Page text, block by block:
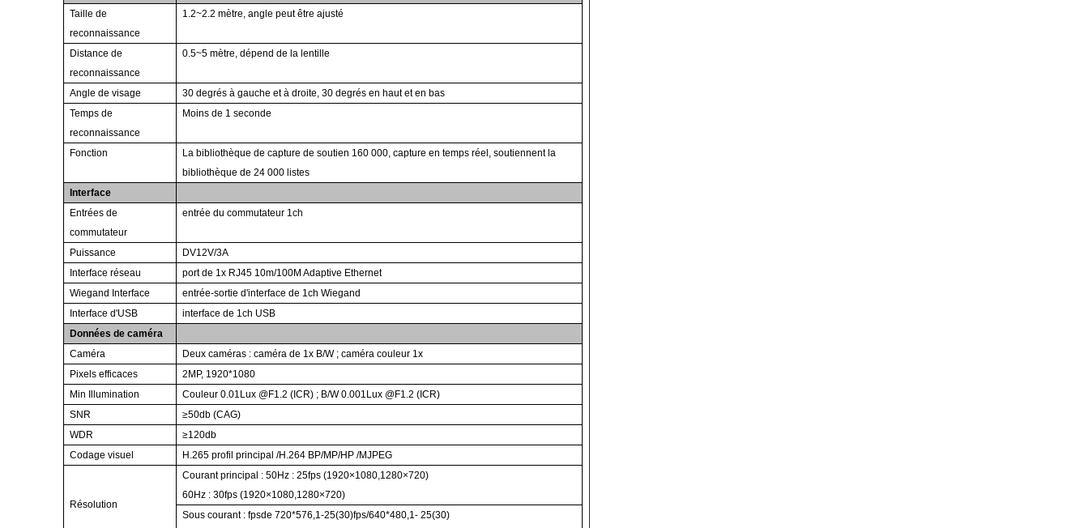
Taille de
reconnaissance
1.2~2.2 mètre, angle peut être ajusté
Distance de
reconnaissance
0.5~5 mètre, dépend de la lentille
Angle de visage
30 degrés à gauche et à droite, 30 degrés en haut et en bas
Temps de
reconnaissance
Moins de 1 seconde
Fonction
La bibliothèque de capture de soutien 160 000, capture en temps réel, soutiennent la
bibliothèque de 24 000 listes
Interface
Entrées de
commutateur
entrée du commutateur 1ch
Puissance
DV12V/3A
Interface réseau
port de 1x RJ45 10m/100M Adaptive Ethernet
Wiegand Interface
entrée-sortie d'interface de 1ch Wiegand
Interface d'USB
interface de 1ch USB
Données de caméra
Caméra
Deux caméras : caméra de 1x B/W ; caméra couleur 1x
Pixels efficaces
2MP, 1920*1080
Min Illumination
Couleur 0.01Lux @F1.2 (ICR) ; B/W 0.001Lux @F1.2 (ICR)
SNR
≥50db (CAG)
WDR
≥120db
Codage visuel
H.265 profil principal /H.264 BP/MP/HP /MJPEG
Résolution
Courant principal : 50Hz : 25fps (1920×1080,1280×720)
60Hz : 30fps (1920×1080,1280×720)
Sous courant : fpsde 720*576,1-25(30)fps/640*480,1- 25(30)